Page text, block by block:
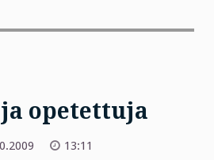
opetettuja
13:11